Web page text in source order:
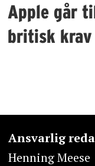
Apple går
britisk krav
Ansvarlig
Henning Meese